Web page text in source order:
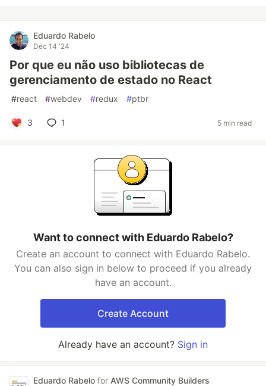
Eduardo Rabelo
Dec 14 '24
Por que eu não uso bibliotecas de
gerenciamento de estado no React
#react #webdev #redux #ptbr
3 1 5 min read
Want to connect with Eduardo Rabelo?
Create an account to connect with Eduardo Rabelo.
You can also sign in below to proceed if you already
have an account.
Create Account
Already have an account? Sign in
Eduardo Rabelo for AWS Community Builders